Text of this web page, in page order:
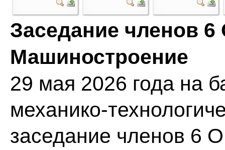
Заседание членов
Машиностроение
29 мая 2026 года на
механико-
заседание членов 6